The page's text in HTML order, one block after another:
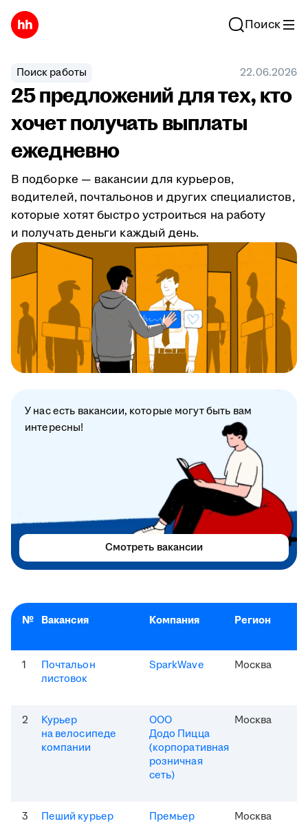
Поиск
Поиск работы 22.06.2026
25 предложений для тех, кто
хочет получать выплаты
ежедневно
В подборке — вакансии для курьеров,
водителей, почтальонов и других специалистов,
которые хотят быстро устроиться на работу
и получать деньги каждый день.
№ Вакансия Компания Регион
1
Почтальон
листовок
SparkWave Москва
2
Курьер
на велосипеде
компании
ООО
Додо Пицца
(корпоративная
розничная
сеть)
Москва
3 Пеший курьер Премьер Москва
У нас есть вакансии, которые могут быть вам
интересны!
Смотреть вакансии